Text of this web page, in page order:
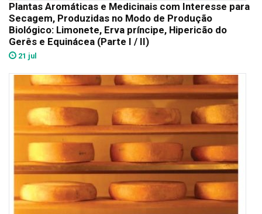
Plantas Aromáticas e Medicinais com Interesse para
Secagem, Produzidas no Modo de Produção
Biológico: Limonete, Erva príncipe, Hipericão do
Gerês e Equinácea (Parte I / II)
21 jul